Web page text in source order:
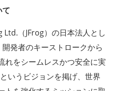
て
Ltd.（JFrog）の日本法人とし
発者のキーストロークから
れをシームレスかつ安全に実
いうビジョンを掲げ、世界